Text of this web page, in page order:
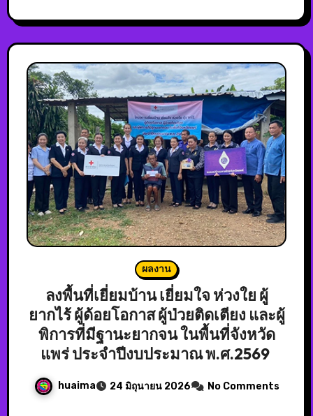
ผลงาน
ลงพื้นที่เยี่ยมบ้าน เยี่ยมใจ ห่วงใย ผู้
ยากไร้ ผู้ด้อยโอกาส ผู้ป่วยติดเตียง และผู้
พิการที่มีฐานะยากจน ในพื้นที่จังหวัด
แพร่ ประจำปีงบประมาณ พ.ศ.2569
huaima 24 มิถุนายน 2026 No Comments